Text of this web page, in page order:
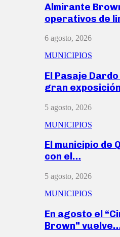
Almirante
operativos de
6 agosto, 2026
MUNICIPIOS
El Pasaje
gran
5 agosto, 2026
MUNICIPIOS
El municipio de
con el…
5 agosto, 2026
MUNICIPIOS
En agosto el
Brown”